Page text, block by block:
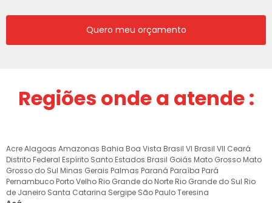
Quero meu orçamento
Regiões onde a atende :
AcreAlagoas Amazonas Bahia Boa Vista Brasil VI Brasil VII Ceará
Distrito Federal Espírito Santo Estados Brasil Goiás Mato Grosso Mato
Grosso do Sul Minas Gerais Palmas Paraná Paraíba Pará
Pernambuco Porto Velho Rio Grande do Norte Rio Grande do Sul Rio
de Janeiro Santa Catarina Sergipe São PauloTeresina